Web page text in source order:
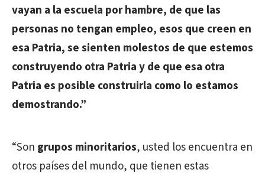
vayan a la escuela por hambre, de que las
personas no tengan empleo, esos que creen en
esa Patria, se sienten molestos de que estemos
construyendo otra Patria y de que esa otra
Patria es posible construirla como lo estamos
demostrando.”
“Son grupos minoritarios, usted los encuentra en
otros países del mundo, que tienen estas